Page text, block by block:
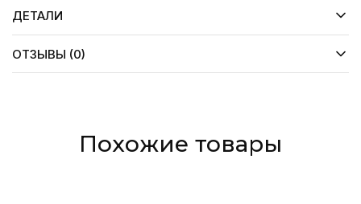
ДЕТАЛИ
ОТЗЫВЫ (0)
Похожие товары